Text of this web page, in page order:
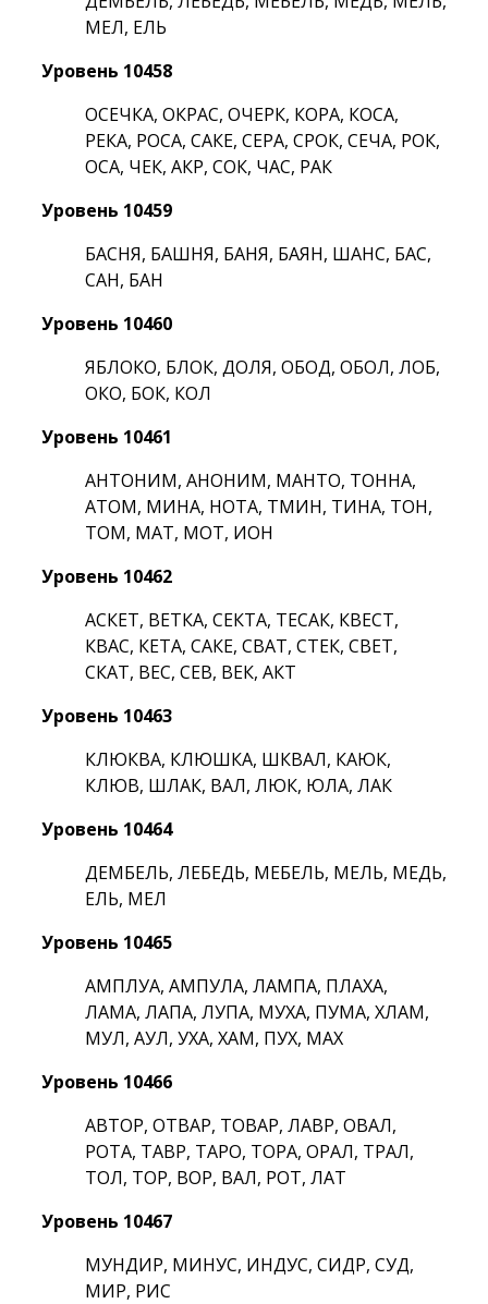
МЕЛ, ЕЛЬ
Уровень 10458
ОСЕЧКА, ОКРАС, ОЧЕРК, КОРА, КОСА,
РЕКА, РОСА, САКЕ, СЕРА, СРОК, СЕЧА, РОК,
ОСА, ЧЕК, АКР, СОК, ЧАС, РАК
Уровень 10459
БАСНЯ, БАШНЯ, БАНЯ, БАЯН, ШАНС, БАС,
САН, БАН
Уровень 10460
ЯБЛОКО, БЛОК, ДОЛЯ, ОБОД, ОБОЛ, ЛОБ,
ОКО, БОК, КОЛ
Уровень 10461
АНТОНИМ, АНОНИМ, МАНТО, ТОННА,
АТОМ, МИНА, НОТА, ТМИН, ТИНА, ТОН,
ТОМ, МАТ, МОТ, ИОН
Уровень 10462
АСКЕТ, ВЕТКА, СЕКТА, ТЕСАК, КВЕСТ,
КВАС, КЕТА, САКЕ, СВАТ, СТЕК, СВЕТ,
СКАТ, ВЕС, СЕВ, ВЕК, АКТ
Уровень 10463
КЛЮКВА, КЛЮШКА, ШКВАЛ, КАЮК,
КЛЮВ, ШЛАК, ВАЛ, ЛЮК, ЮЛА, ЛАК
Уровень 10464
ДЕМБЕЛЬ, ЛЕБЕДЬ, МЕБЕЛЬ, МЕЛЬ, МЕДЬ,
ЕЛЬ, МЕЛ
Уровень 10465
АМПЛУА, АМПУЛА, ЛАМПА, ПЛАХА,
ЛАМА, ЛАПА, ЛУПА, МУХА, ПУМА, ХЛАМ,
МУЛ, АУЛ, УХА, ХАМ, ПУХ, МАХ
Уровень 10466
АВТОР, ОТВАР, ТОВАР, ЛАВР, ОВАЛ,
РОТА, ТАВР, ТАРО, ТОРА, ОРАЛ, ТРАЛ,
ТОЛ, ТОР, ВОР, ВАЛ, РОТ, ЛАТ
Уровень 10467
МУНДИР, МИНУС, ИНДУС, СИДР, СУД,
МИР, РИС